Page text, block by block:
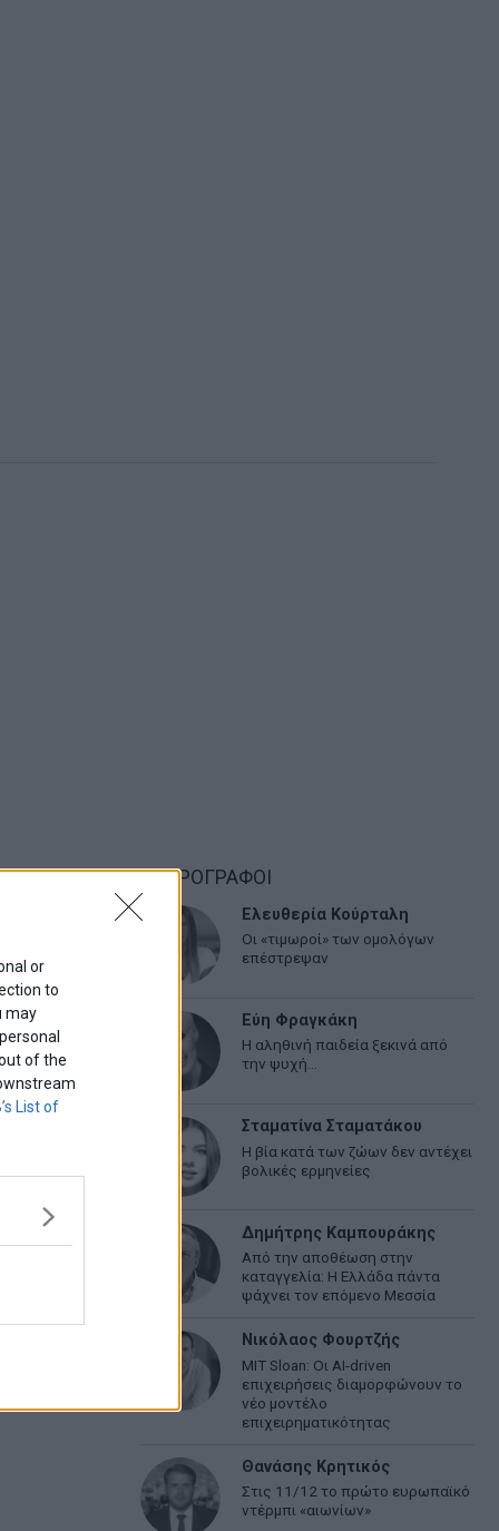
or
to
may
of the
List of
ΑΡΘΡΟΓΡΑΦΟΙ
Ελευθερία Κούρταλη
Οι «τιμωροί» των ομολόγων
επέστρεψαν
Εύη Φραγκάκη
Η αληθινή παιδεία ξεκινά από
την ψυχή…
Σταματίνα Σταματάκου
Η βία κατά των ζώων δεν αντέχει
βολικές ερμηνείες
Δημήτρης Καμπουράκης
Από την αποθέωση στην
καταγγελία: Η Ελλάδα πάντα
ψάχνει τον επόμενο Μεσσία
Νικόλαος Φουρτζής
MIT Sloan: Οι AI-driven
επιχειρήσεις διαμορφώνουν το
νέο μοντέλο
επιχειρηματικότητας
Θανάσης Κρητικός
Στις 11/12 το πρώτο ευρωπαϊκό
ντέρμπι «αιωνίων»